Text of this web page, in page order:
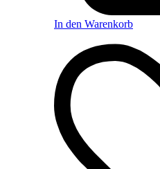
In den Warenkorb